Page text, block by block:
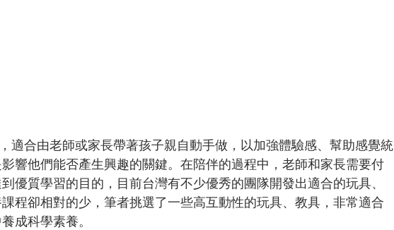
適合由老師或家長帶著孩子親自動手做，以加強體驗感、幫助感覺統
響他們能否產生興趣的關鍵。在陪伴的過程中，老師和家長需要付
優質學習的目的，目前台灣有不少優秀的團隊開發出適合的玩具、
程卻相對的少，筆者挑選了一些高互動性的玩具、教具，非常適合
成科學素養。